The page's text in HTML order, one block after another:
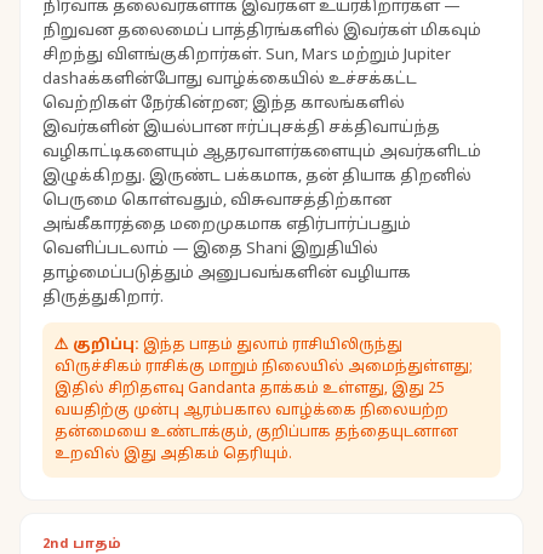
நிர்வாக தலைவர்களாக இவர்கள் உயர்கிறார்கள் —
நிறுவன தலைமைப் பாத்திரங்களில் இவர்கள் மிகவும்
சிறந்து விளங்குகிறார்கள். Sun, Mars மற்றும் Jupiter
dashaக்களின்போது வாழ்க்கையில் உச்சக்கட்ட
வெற்றிகள் நேர்கின்றன; இந்த காலங்களில்
இவர்களின் இயல்பான ஈர்ப்புசக்தி சக்திவாய்ந்த
வழிகாட்டிகளையும் ஆதரவாளர்களையும் அவர்களிடம்
இழுக்கிறது. இருண்ட பக்கமாக, தன் தியாக திறனில்
பெருமை கொள்வதும், விசுவாசத்திற்கான
அங்கீகாரத்தை மறைமுகமாக எதிர்பார்ப்பதும்
வெளிப்படலாம் — இதை Shani இறுதியில்
தாழ்மைப்படுத்தும் அனுபவங்களின் வழியாக
திருத்துகிறார்.
⚠ குறிப்பு: இந்த பாதம் துலாம் ராசியிலிருந்து
விருச்சிகம் ராசிக்கு மாறும் நிலையில் அமைந்துள்ளது;
இதில் சிறிதளவு Gandanta தாக்கம் உள்ளது, இது 25
வயதிற்கு முன்பு ஆரம்பகால வாழ்க்கை நிலையற்ற
தன்மையை உண்டாக்கும், குறிப்பாக தந்தையுடனான
உறவில் இது அதிகம் தெரியும்.
2nd பாதம்